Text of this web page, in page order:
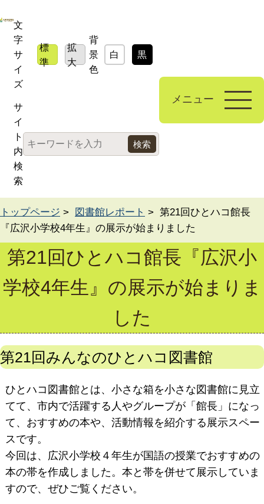
文
字
サ
イ
ズ
標
準
拡
大
背
景
色
白 黒
サ
イ
ト
内
検
索
メニュー
トップページ > 図書館レポート > 第21回ひとハコ館長
『広沢小学校4年生』の展示が始まりました
第21回ひとハコ館長『広沢小
学校4年生』の展示が始まりま
した
第21回みんなのひとハコ図書館
ひとハコ図書館とは、小さな箱を小さな図書館に見立
てて、市内で活躍する人やグループが「館長」になっ
て、おすすめの本や、活動情報を紹介する展示スペー
スです。
今回は、広沢小学校４年生が国語の授業でおすすめの
本の帯を作成しました。本と帯を併せて展示していま
すので、ぜひご覧ください。